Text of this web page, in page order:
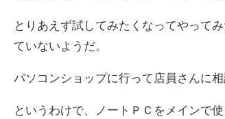
とりあえず試してみたくなってやって
ていないようだ。
パソコンショップに行って店員さんに
というわけで、ノートＰＣをメインで